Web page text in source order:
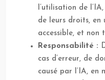
l’utilisation de
de leurs droits, en
accessible, et non
Responsabilité :
cas d’erreur, de
causé par l’IA, en